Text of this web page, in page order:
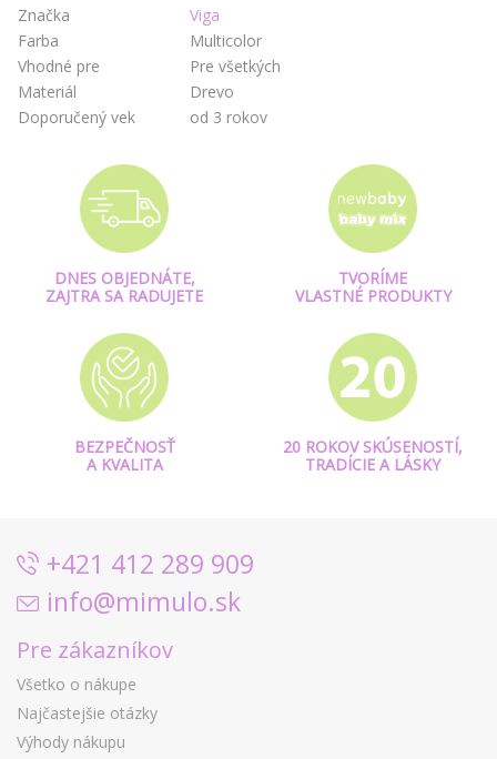
Značka
Viga
Farba
Multicolor
Vhodné pre
Pre všetkých
Materiál
Drevo
Doporučený vek
od 3 rokov
DNES OBJEDNÁTE,
ZAJTRA SA RADUJETE
TVORÍME
VLASTNÉ PRODUKTY
BEZPEČNOSŤ
A KVALITA
20 ROKOV SKÚSENOSTÍ,
TRADÍCIE A LÁSKY
+421 412 289 909
info@mimulo.sk
Pre zákazníkov
Všetko o nákupe
Najčastejšie otázky
Výhody nákupu